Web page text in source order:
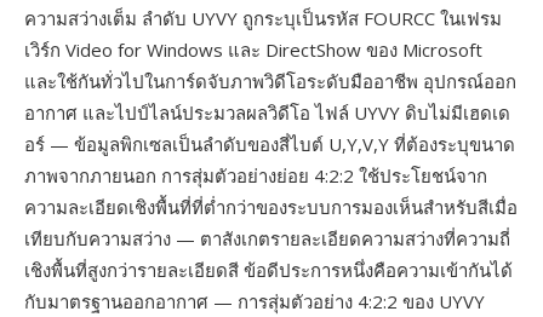
ความสว่างเต็ม ลำดับ UYVY ถูกระบุเป็นรหัส FOURCC ในเฟรม
เวิร์ก Video for Windows และ DirectShow ของ Microsoft
และใช้กันทั่วไปในการ์ดจับภาพวิดีโอระดับมืออาชีพ อุปกรณ์ออก
อากาศ และไปป์ไลน์ประมวลผลวิดีโอ ไฟล์ UYVY ดิบไม่มีเฮดเด
อร์ — ข้อมูลพิกเซลเป็นลำดับของสี่ไบต์ U,Y,V,Y ที่ต้องระบุขนาด
ภาพจากภายนอก การสุ่มตัวอย่างย่อย 4:2:2 ใช้ประโยชน์จาก
ความละเอียดเชิงพื้นที่ที่ต่ำกว่าของระบบการมองเห็นสำหรับสีเมื่อ
เทียบกับความสว่าง — ตาสังเกตรายละเอียดความสว่างที่ความถี่
เชิงพื้นที่สูงกว่ารายละเอียดสี ข้อดีประการหนึ่งคือความเข้ากันได้
กับมาตรฐานออกอากาศ — การสุ่มตัวอย่าง 4:2:2 ของ UYVY